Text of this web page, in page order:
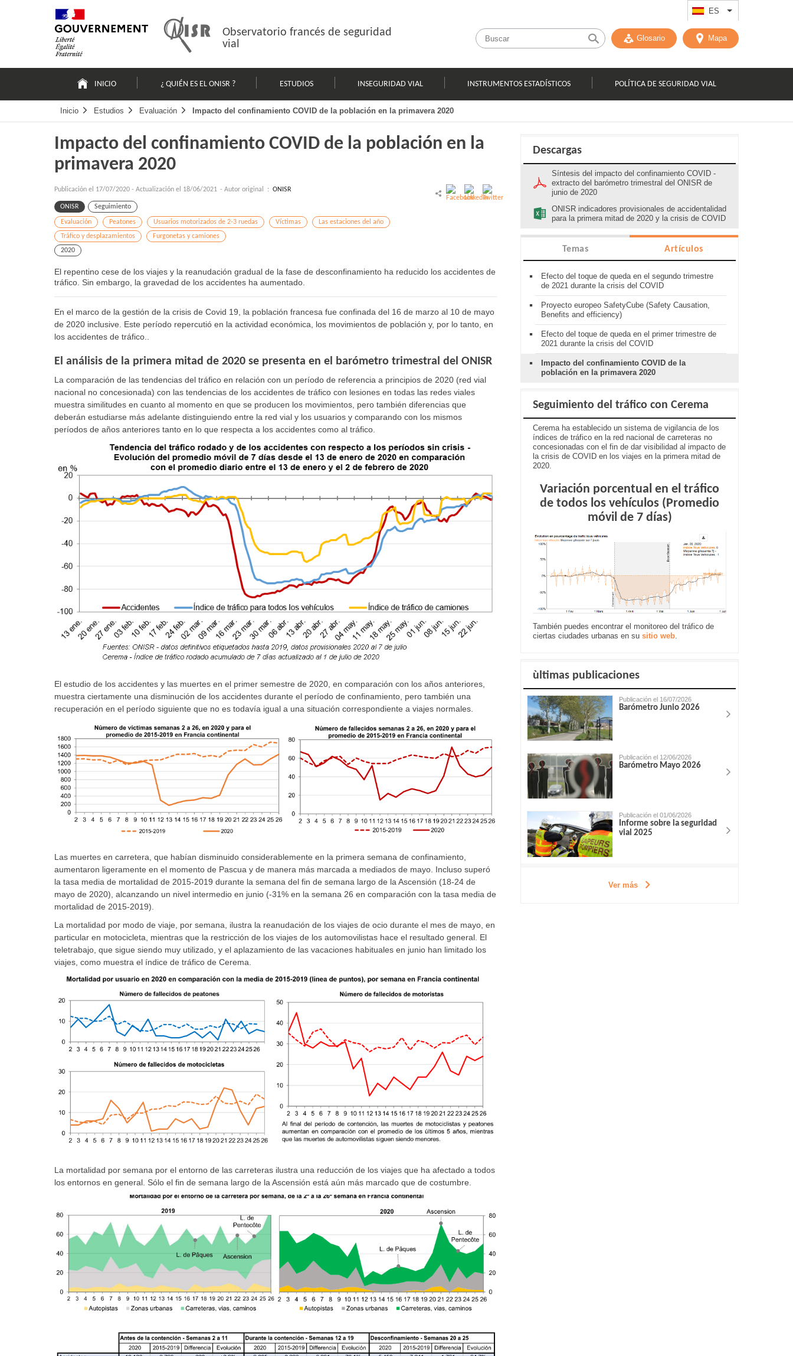
ES List additional
Observatorio francés de seguridad
vial
Glosario Mapa
principale
INICIO ¿ QUIÉN ES EL ONISR ? ESTUDIOS INSEGURIDAD VIAL INSTRUMENTOS ESTADÍSTICOS POLÍTICA DE SEGURIDAD VIAL
Inicio Estudios Evaluación Impacto del confinamiento COVID de la población en la primavera 2020
Impacto del confinamiento COVID de la población en la
primavera 2020
Publicación el 17/07/2020 - Actualización el 18/06/2021 - Autor original : ONISR
ONISR Seguimiento
Evaluación Peatones Usuarios motorizados de 2-3 ruedas Víctimas
Las estaciones del año
Tráfico y desplazamientos
Furgonetas y camiones
2020
El repentino cese de los viajes y la reanudación gradual de la fase de desconfinamiento ha reducido los accidentes de
tráfico. Sin embargo, la gravedad de los accidentes ha aumentado.
En el marco de la gestión de la crisis de Covid 19, la población francesa fue confinada del 16 de marzo al 10 de mayo
de 2020 inclusive. Este período repercutió en la actividad económica, los movimientos de población y, por lo tanto, en
los accidentes de tráfico..
El análisis de la primera mitad de 2020 se presenta en el barómetro trimestral del ONISR
La comparación de las tendencias del tráfico en relación con un período de referencia a principios de 2020 (red vial
nacional no concesionada) con las tendencias de los accidentes de tráfico con lesiones en todas las redes viales
muestra similitudes en cuanto al momento en que se producen los movimientos, pero también diferencias que
deberán estudiarse más adelante distinguiendo entre la red vial y los usuarios y comparando con los mismos
períodos de años anteriores tanto en lo que respecta a los accidentes como al tráfico.
El estudio de los accidentes y las muertes en el primer semestre de 2020, en comparación con los años anteriores,
muestra ciertamente una disminución de los accidentes durante el período de confinamiento, pero también una
recuperación en el período siguiente que no es todavía igual a una situación correspondiente a viajes normales.
Las muertes en carretera, que habían disminuido considerablemente en la primera semana de confinamiento,
aumentaron ligeramente en el momento de Pascua y de manera más marcada a mediados de mayo. Incluso superó
la tasa media de mortalidad de 2015-2019 durante la semana del fin de semana largo de la Ascensión (18-24 de
mayo de 2020), alcanzando un nivel intermedio en junio (-31% en la semana 26 en comparación con la tasa media de
mortalidad de 2015-2019).
La mortalidad por modo de viaje, por semana, ilustra la reanudación de los viajes de ocio durante el mes de mayo, en
particular en motocicleta, mientras que la restricción de los viajes de los automovilistas hace el resultado general. El
teletrabajo, que sigue siendo muy utilizado, y el aplazamiento de las vacaciones habituales en junio han limitado los
viajes, como muestra el índice de tráfico de Cerema.
La mortalidad por semana por el entorno de las carreteras ilustra una reducción de los viajes que ha afectado a todos
los entornos en general. Sólo el fin de semana largo de la Ascensión está aún más marcado que de costumbre.
Descargas
Síntesis del impacto del confinamiento COVID -
extracto del barómetro trimestral del ONISR de
junio de 2020
ONISR indicadores provisionales de accidentalidad
para la primera mitad de 2020 y la crisis de COVID
Temas Artículos
Efecto del toque de queda en el segundo trimestre
de 2021 durante la crisis del COVID
Proyecto europeo SafetyCube (Safety Causation,
Benefits and efficiency)
Efecto del toque de queda en el primer trimestre de
2021 durante la crisis del COVID
Impacto del confinamiento COVID de la
población en la primavera 2020
Seguimiento del tráfico con Cerema
Cerema ha establecido un sistema de vigilancia de los
índices de tráfico en la red nacional de carreteras no
concesionadas con el fin de dar visibilidad al impacto de
la crisis de COVID en los viajes en la primera mitad de
2020.
Variación porcentual en el tráfico
de todos los vehículos (Promedio
móvil de 7 días)
También puedes encontrar el monitoreo del tráfico de
ciertas ciudades urbanas en su sitio web
ùltimas publicaciones
Publicación el 16/07/2026
Barómetro Junio 2026
Publicación el 12/06/2026
Barómetro Mayo 2026
Publicación el 01/06/2026
Informe sobre la seguridad
vial 2025
Ver más